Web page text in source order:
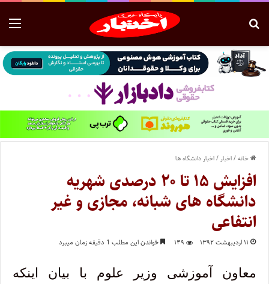
خانه/اخبار /اخبار دانشگاه ها
افزایش ۱۵ تا ۲۰ درصدی شهریه
دانشگاه های شبانه، مجازی و غیر
انتفاعی
۱۱ اردیبهشت ۱۳۹۲ ۱۴۹ خواندن این مطلب 1 دقیقه زمان میبرد
معاون آموزشی وزیر علوم با بیان اینکه